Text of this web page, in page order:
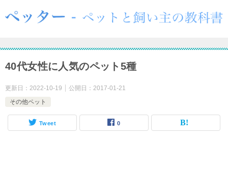
40代女性に人気のペット5種
更新日： 2022-10-19 公開日： 2017-01-21
その他ペット
Tweet 0